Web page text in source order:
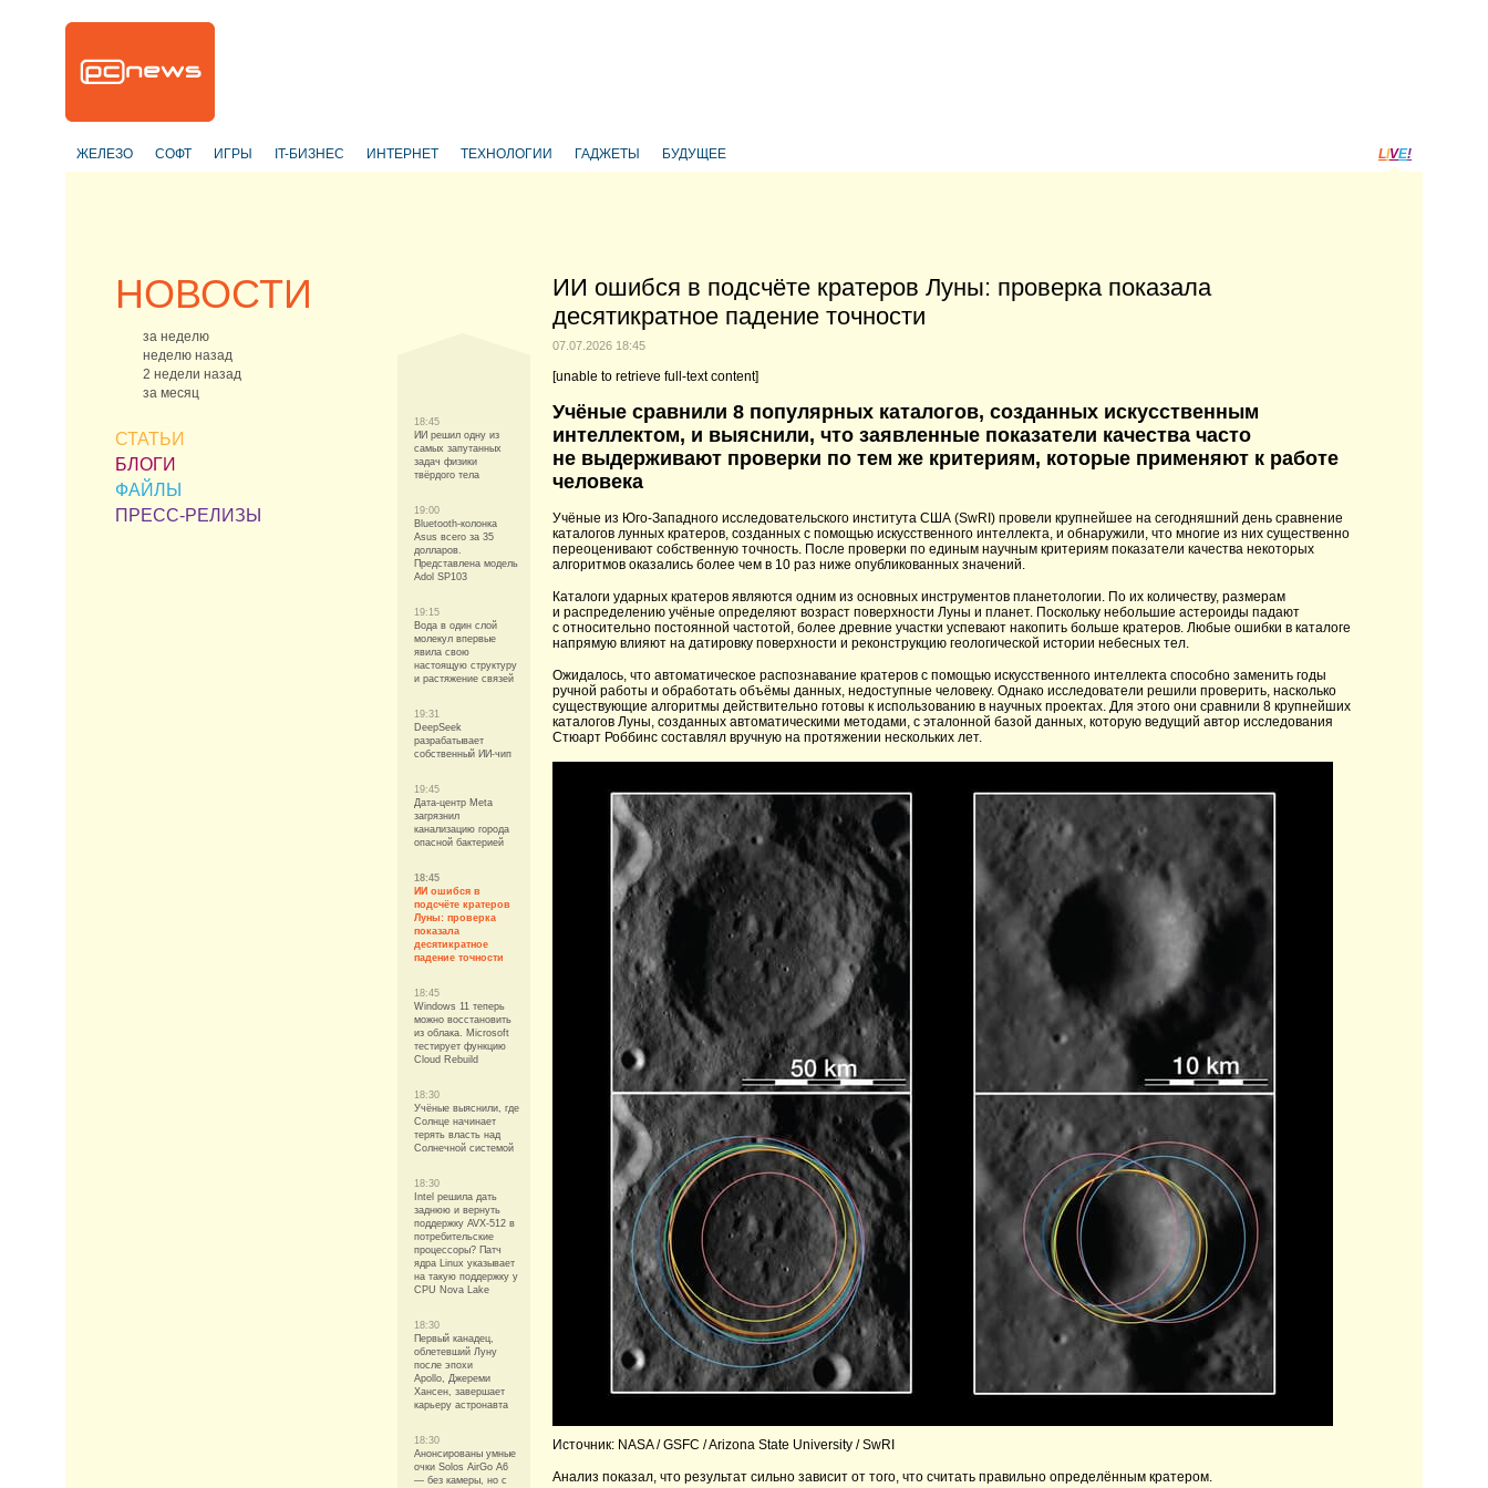
ЖЕЛЕЗО СОФТ ИГРЫ IT-БИЗНЕС ИНТЕРНЕТ ТЕХНОЛОГИИ ГАДЖЕТЫ БУДУЩЕЕ LIVE!
НОВОСТИ
за неделю
неделю назад
2 недели назад
за месяц
СТАТЬИ
БЛОГИ
ФАЙЛЫ
ПРЕСС-РЕЛИЗЫ
18:45
ИИ решил одну из
самых запутанных
задач физики
твёрдого тела
19:00
Bluetooth-колонка
Asus всего за 35
долларов.
Представлена модель
Adol SP103
19:15
Вода в один слой
молекул впервые
явила свою
настоящую структуру
и растяжение связей
19:31
DeepSeek
разрабатывает
собственный ИИ-чип
19:45
Дата-центр Meta
загрязнил
канализацию города
опасной бактерией
18:45
ИИ ошибся в
подсчёте кратеров
Луны: проверка
показала
десятикратное
падение точности
18:45
Windows 11 теперь
можно восстановить
из облака. Microsoft
тестирует функцию
Cloud Rebuild
18:30
Учёные выяснили, где
Солнце начинает
терять власть над
Солнечной системой
18:30
Intel решила дать
заднюю и вернуть
поддержку AVX-512 в
потребительские
процессоры? Патч
ядра Linux указывает
на такую поддержку у
CPU Nova Lake
18:30
Первый канадец,
облетевший Луну
после эпохи
Apollo, Джереми
Хансен, завершает
карьеру астронавта
18:30
Анонсированы умные
очки Solos AirGo A6
— без камеры, но с
ИИ ошибся в подсчёте кратеров Луны: проверка показала
десятикратное падение точности
07.07.2026 18:45
[unable to retrieve full-text content]
Учёные сравнили 8 популярных каталогов, созданных искусственным
интеллектом, и выяснили, что заявленные показатели качества часто
не выдерживают проверки по тем же критериям, которые применяют к работе
человека
Учёные из Юго-Западного исследовательского института США (SwRI) провели крупнейшее на сегодняшний день сравнение
каталогов лунных кратеров, созданных с помощью искусственного интеллекта, и обнаружили, что многие из них существенно
переоценивают собственную точность. После проверки по единым научным критериям показатели качества некоторых
алгоритмов оказались более чем в 10 раз ниже опубликованных значений.
Каталоги ударных кратеров являются одним из основных инструментов планетологии. По их количеству, размерам
и распределению учёные определяют возраст поверхности Луны и планет. Поскольку небольшие астероиды падают
с относительно постоянной частотой, более древние участки успевают накопить больше кратеров. Любые ошибки в каталоге
напрямую влияют на датировку поверхности и реконструкцию геологической истории небесных тел.
Ожидалось, что автоматическое распознавание кратеров с помощью искусственного интеллекта способно заменить годы
ручной работы и обработать объёмы данных, недоступные человеку. Однако исследователи решили проверить, насколько
существующие алгоритмы действительно готовы к использованию в научных проектах. Для этого они сравнили 8 крупнейших
каталогов Луны, созданных автоматическими методами, с эталонной базой данных, которую ведущий автор исследования
Стюарт Роббинс составлял вручную на протяжении нескольких лет.
Источник: NASA / GSFC / Arizona State University / SwRI
Анализ показал, что результат сильно зависит от того, что считать правильно определённым кратером.